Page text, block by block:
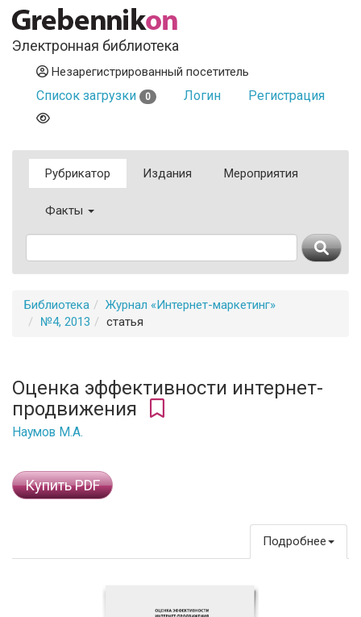
Электронная библиотека
Незарегистрированный посетитель
Список загрузки 0 Логин Регистрация
Рубрикатор Издания Мероприятия
Факты
Библиотека
Журнал «Интернет-маркетинг»
№4, 2013
статья
Оценка эффективности интернет-
продвижения
Наумов М.А.
Купить PDF
Подробнее